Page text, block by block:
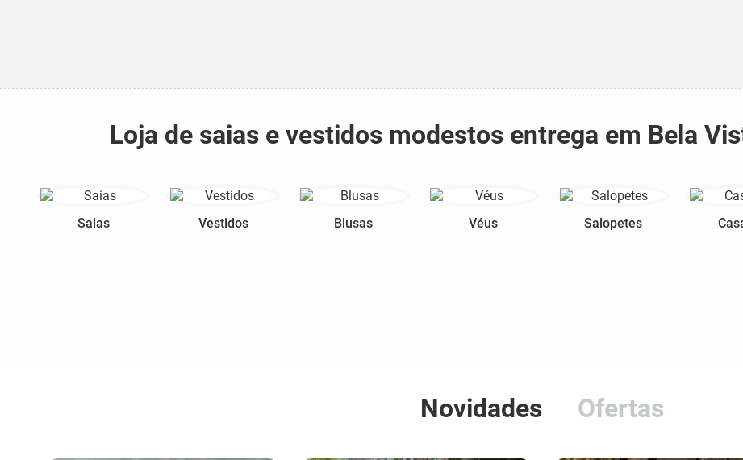
Loja de saias e vestidos modestos entrega em Bela
Saias Vestidos Blusas Véus Salopetes
Novidades Ofertas